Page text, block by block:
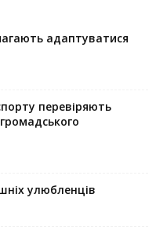
адаптуватися
перевіряють
улюбленців